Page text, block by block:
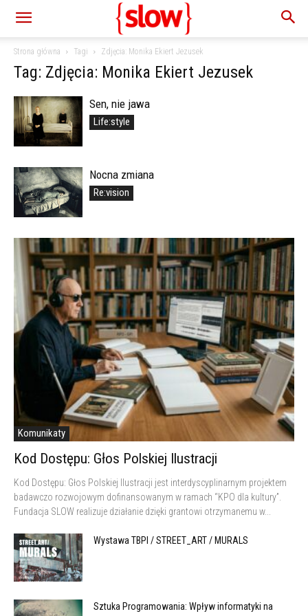
Strona główna Tagi Zdjęcia: Monika Ekiert Jezusek
Tag: Zdjęcia: Monika Ekiert Jezusek
Sen, nie jawa
Life:style
Nocna zmiana
Re:vision
Komunikaty
Kod Dostępu: Głos Polskiej Ilustracji
Kod Dostępu: Głos Polskiej Ilustracji jest interdyscyplinarnym projektem
badawczo rozwojowym dofinansowanym w ramach “KPO dla kultury”.
Fundacja SLOW realizuje działanie dzięki grantowi otrzymanemu w...
Wystawa TBPI / STREET_ART / MURALS
Sztuka Programowania: Wpływ informatyki na